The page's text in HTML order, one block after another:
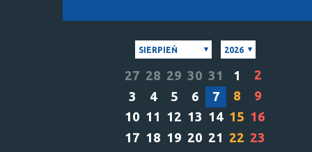
SIERPIEŃ 2026
27 28 29 30 31 1
2
3
4 5 6 7 8
9
10 11 12 13 14 15 16
17 18 19 20 21 22 23